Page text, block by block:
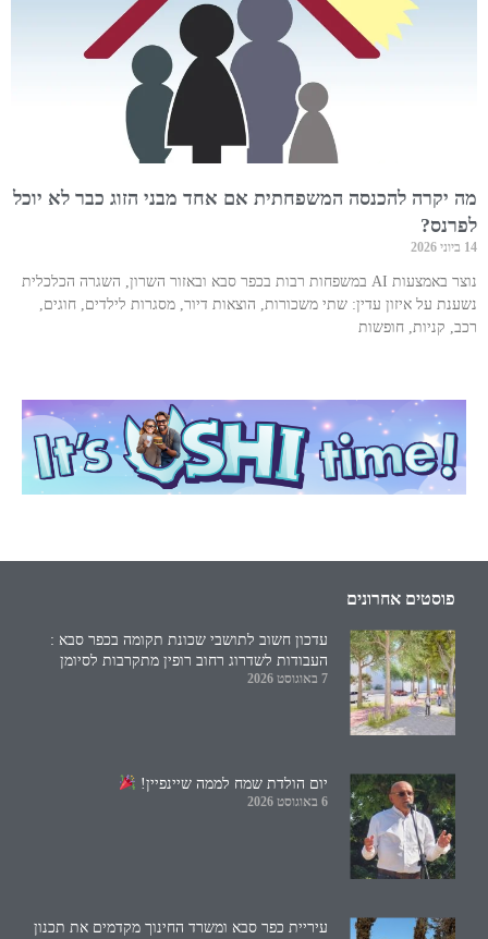
מה יקרה להכנסה המשפחתית אם אחד מבני הזוג כבר לא יוכל
לפרנס?
14 ביוני 2026
נוצר באמצעות AI במשפחות רבות בכפר סבא ובאזור השרון, השגרה הכלכלית
נשענת על איזון עדין: שתי משכורות, הוצאות דיור, מסגרות לילדים, חוגים,
רכב, קניות, חופשות
פוסטים אחרונים
עדכון חשוב לתושבי שכונת תקומה בכפר סבא :
העבודות לשדרוג רחוב רופין מתקרבות לסיומן
7 באוגוסט 2026
יום הולדת שמח לממה שיינפיין!
6 באוגוסט 2026
עיריית כפר סבא ומשרד החינוך מקדמים את תכנון